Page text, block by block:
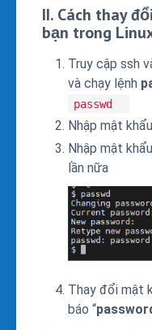
II. Cách thay
bạn trong
Truy cập ssh
và chạy lệnh
passwd
Nhập mật
Nhập mật
lần nữa
Thay đổi mật
báo “